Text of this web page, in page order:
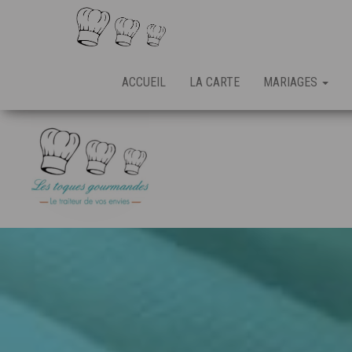
ACCUEIL LA CARTE MARIAGES